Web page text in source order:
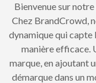
Bienvenue sur
Chez BrandCrowd,
dynamique qui
manière efficace.
marque, en ajoutant
démarque dans un